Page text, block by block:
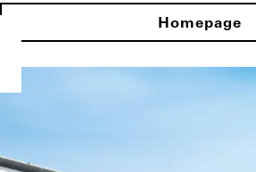
Homepage